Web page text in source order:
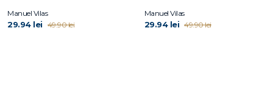
Manuel Vilas
29.94 lei 49.90 lei
Manuel Vilas
29.94 lei 49.90 lei